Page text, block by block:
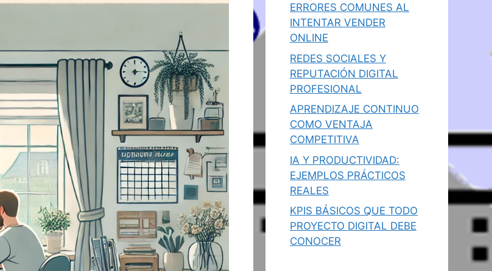
ERRORES COMUNES AL
INTENTAR VENDER
ONLINE
REDES SOCIALES Y
REPUTACIÓN DIGITAL
PROFESIONAL
APRENDIZAJE CONTINUO
COMO VENTAJA
COMPETITIVA
IA Y PRODUCTIVIDAD:
EJEMPLOS PRÁCTICOS
REALES
KPIS BÁSICOS QUE TODO
PROYECTO DIGITAL DEBE
CONOCER